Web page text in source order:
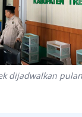
dijadwalkan